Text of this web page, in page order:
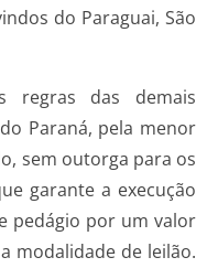
do Paraguai, São
regras das demais
Paraná, pela menor
sem outorga para os
garante a execução
pedágio por um valor
modalidade de leilão.